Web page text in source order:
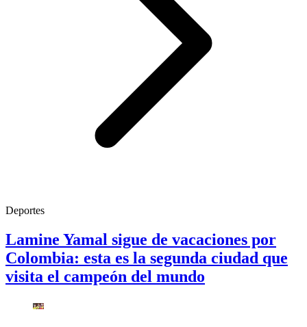
Deportes
Lamine Yamal sigue de vacaciones por
Colombia: esta es la segunda ciudad que
visita el campeón del mundo